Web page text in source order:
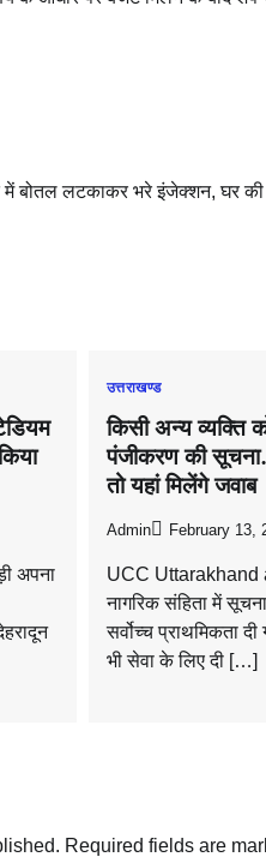
में बोतल लटकाकर भरे इंजेक्शन, घर की
अपना
उत्तराखण्ड
किसी अन्य व्यक्ति
पंजीकरण की
तो यहां मिलेंगे जवाब
Admin February 13,
UCC Uttarakhand
नागरिक संहिता में
सर्वोच्च प्राथमिकता
भी सेवा के लिए दी […]
Required fields are